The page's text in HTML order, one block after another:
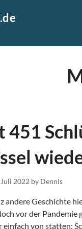
451
2022 by Dennis
andere Geschichte
vor der Pandemie
einfach von statten: